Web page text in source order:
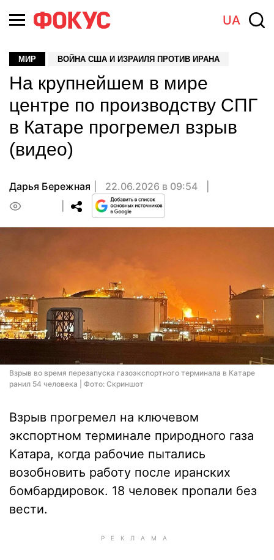
UA
МИР ВОЙНА США И ИЗРАИЛЯ ПРОТИВ ИРАНА
На крупнейшем в мире
центре по производству СПГ
в Катаре прогремел взрыв
(видео)
Дарья Бережная
22.06.2026 в 09:54
Взрыв во время перезапуска газоэкспортного терминала в Катаре
ранил 54 человека | Фото: Скриншот
Взрыв прогремел на ключевом
экспортном терминале природного газа
Катара, когда рабочие пытались
возобновить работу после иранских
бомбардировок. 18 человек пропали без
вести.